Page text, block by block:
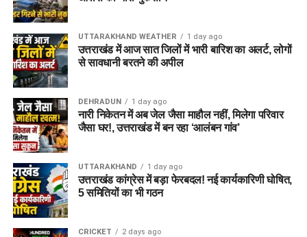
UTTARAKHAND WEATHER 1 day ago
उत्तराखंड में आज सात जिलों में भारी बारिश का अलर्ट, लोगों
से सावधानी बरतने की अपील
DEHRADUN 1 day ago
नारी निकेतन में अब जेल जैसा माहौल नहीं, मिलेगा परिवार
जैसा घर!, उत्तराखंड में बन रहा ‘आलंबन गांव’
UTTARAKHAND 1 day ago
उत्तराखंड कांग्रेस में बड़ा फेरबदल! नई कार्यकारिणी घोषित,
5 समितियों का भी गठन
CRICKET 2 days ago